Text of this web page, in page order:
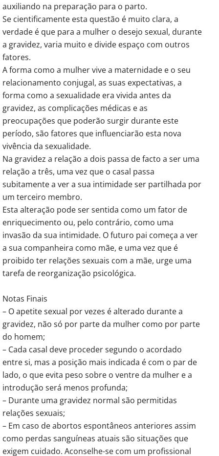
auxiliando na preparação para o parto.
Se cientificamente esta questão é muito clara, a
verdade é que para a mulher o desejo sexual, durante
a gravidez, varia muito e divide espaço com outros
fatores.
A forma como a mulher vive a maternidade e o seu
relacionamento conjugal, as suas expectativas, a
forma como a sexualidade era vivida antes da
gravidez, as complicações médicas e as
preocupações que poderão surgir durante este
período, são fatores que influenciarão esta nova
vivência da sexualidade.
Na gravidez a relação a dois passa de facto a ser uma
relação a três, uma vez que o casal passa
subitamente a ver a sua intimidade ser partilhada por
um terceiro membro.
Esta alteração pode ser sentida como um fator de
enriquecimento ou, pelo contrário, como uma
invasão da sua intimidade. O futuro pai começa a ver
a sua companheira como mãe, e uma vez que é
proibido ter relações sexuais com a mãe, urge uma
tarefa de reorganização psicológica.
Notas Finais
– O apetite sexual por vezes é alterado durante a
gravidez, não só por parte da mulher como por parte
do homem;
– Cada casal deve proceder segundo o acordado
entre si, mas a posição mais indicada é com o par de
lado, o que evita peso sobre o ventre da mulher e a
introdução será menos profunda;
– Durante uma gravidez normal são permitidas
relações sexuais;
– Em caso de abortos espontâneos anteriores assim
como perdas sanguíneas atuais são situações que
exigem cuidado. Aconselhe-se com um profissional